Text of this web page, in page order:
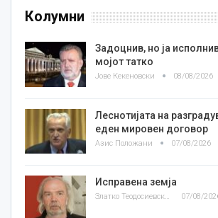
Колумни
Задоцнив, но ја
мојот татко
Јове Кекеновски 08/08/2026
Леснотијата на
еден мировен договор
Азис Положани 07/08/2026
Исправена земја
Златко Теодосиевски 07/08/